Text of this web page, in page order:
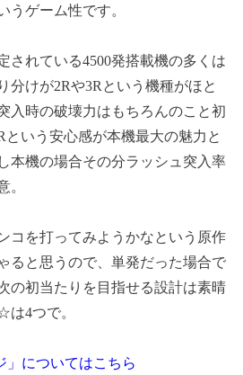
うゲーム性です。
されている4500発搭載機の多くは
分けが2Rや3Rという機種がほと
入時の破壊力はもちろんのこと初
という安心感が本機最大の魅力と
本機の場合その分ラッシュ突入率
。
コを打ってみようかなという原作
ると思うので、単発だった場合で
の初当たりを目指せる設計は素晴
4つで。
」についてはこちら